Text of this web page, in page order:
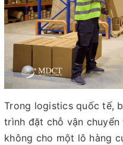
Trong logistics quốc tế,
trình đặt chỗ vận
không cho một lô hàng